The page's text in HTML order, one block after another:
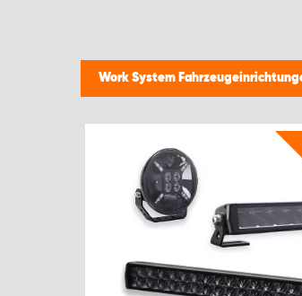
Work System